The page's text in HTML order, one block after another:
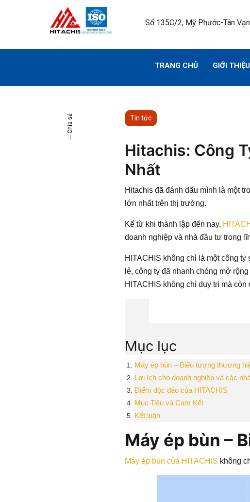
Số 135C/2, Mỹ Phước-Tân
TRANG CHỦ GIỚI THIỆU
Chia sẻ Tin tức
Hitachis: Công
Nhất
Hitachis đã đánh dấu mình là một
lớn nhất trên thị trường.
Kể từ khi thành lập đến nay,
doanh nghiệp và nhà đầu tư trong
HITACHIS không chỉ là một công
lẻ, công ty đã nhanh chóng mở
HITACHIS không chỉ duy trì mà
Mục lục
Máy ép bùn – Biểu tượng thương
Lợi ích cho doanh nghiệp và các
Điểm độc đáo của HITACHIS
Mục Tiêu và Cam Kết
Kết luận
Máy ép bùn –
Máy ép bùn của HITACHIS không